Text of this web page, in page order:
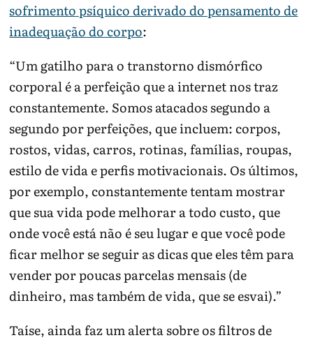
sofrimento psíquico derivado do pensamento de
inadequação do corpo:
“Um gatilho para o transtorno dismórfico
corporal é a perfeição que a internet nos traz
constantemente. Somos atacados segundo a
segundo por perfeições, que incluem: corpos,
rostos, vidas, carros, rotinas, famílias, roupas,
estilo de vida e perfis motivacionais. Os últimos,
por exemplo, constantemente tentam mostrar
que sua vida pode melhorar a todo custo, que
onde você está não é seu lugar e que você pode
ficar melhor se seguir as dicas que eles têm para
vender por poucas parcelas mensais (de
dinheiro, mas também de vida, que se esvai).”
Taíse, ainda faz um alerta sobre os filtros de